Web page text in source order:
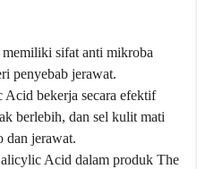
sifat anti mikroba
penyebab jerawat.
bekerja secara efektif
berlebih, dan sel kulit mati
dan jerawat.
Acid dalam produk The